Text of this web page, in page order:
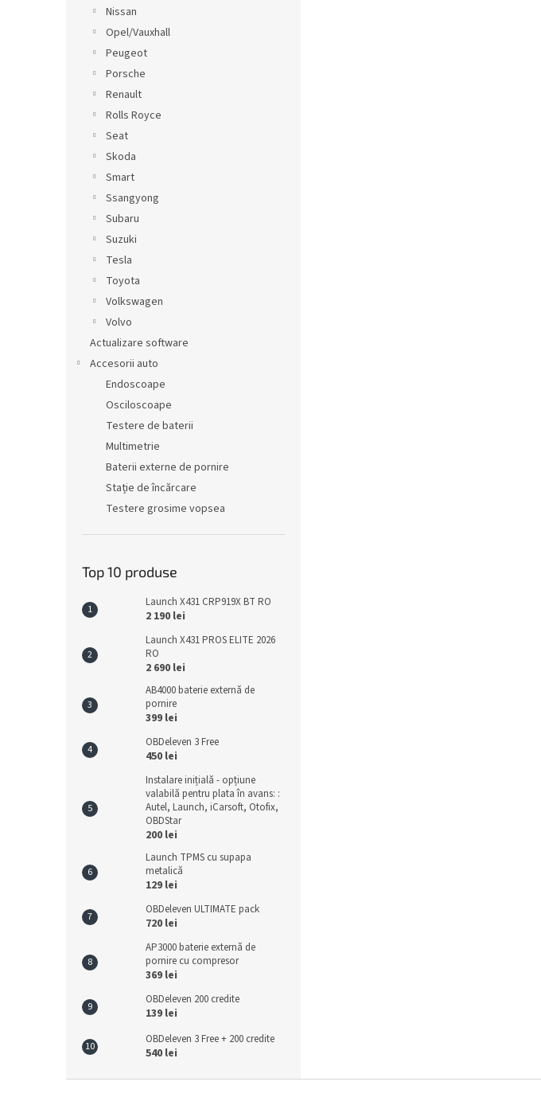
Nissan
Opel/Vauxhall
Peugeot
Porsche
Renault
Rolls Royce
Seat
Skoda
Smart
Ssangyong
Subaru
Suzuki
Tesla
Toyota
Volkswagen
Volvo
Actualizare software
Accesorii auto
Endoscoape
Osciloscoape
Testere de baterii
Multimetrie
Baterii externe de pornire
Stație de încărcare
Testere grosime vopsea
Top 10 produse
Launch X431 CRP919X BT RO
2 190 lei
Launch X431 PROS ELITE 2026
RO
2 690 lei
AB4000 baterie externă de
pornire
399 lei
OBDeleven 3 Free
450 lei
Instalare inițială - opțiune
valabilă pentru plata în avans: :
Autel, Launch, iCarsoft, Otofix,
OBDStar
200 lei
Launch TPMS cu supapa
metalică
129 lei
OBDeleven ULTIMATE pack
720 lei
AP3000 baterie externă de
pornire cu compresor
369 lei
OBDeleven 200 credite
139 lei
OBDeleven 3 Free + 200 credite
540 lei